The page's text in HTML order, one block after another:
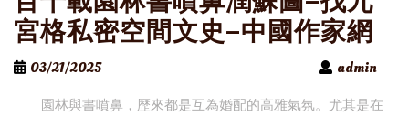
宮格私密空間文史–中國作家網
03/21/2025
admin
園林與書噴鼻，歷來都是互為婚配的高雅氣氛。尤其是在